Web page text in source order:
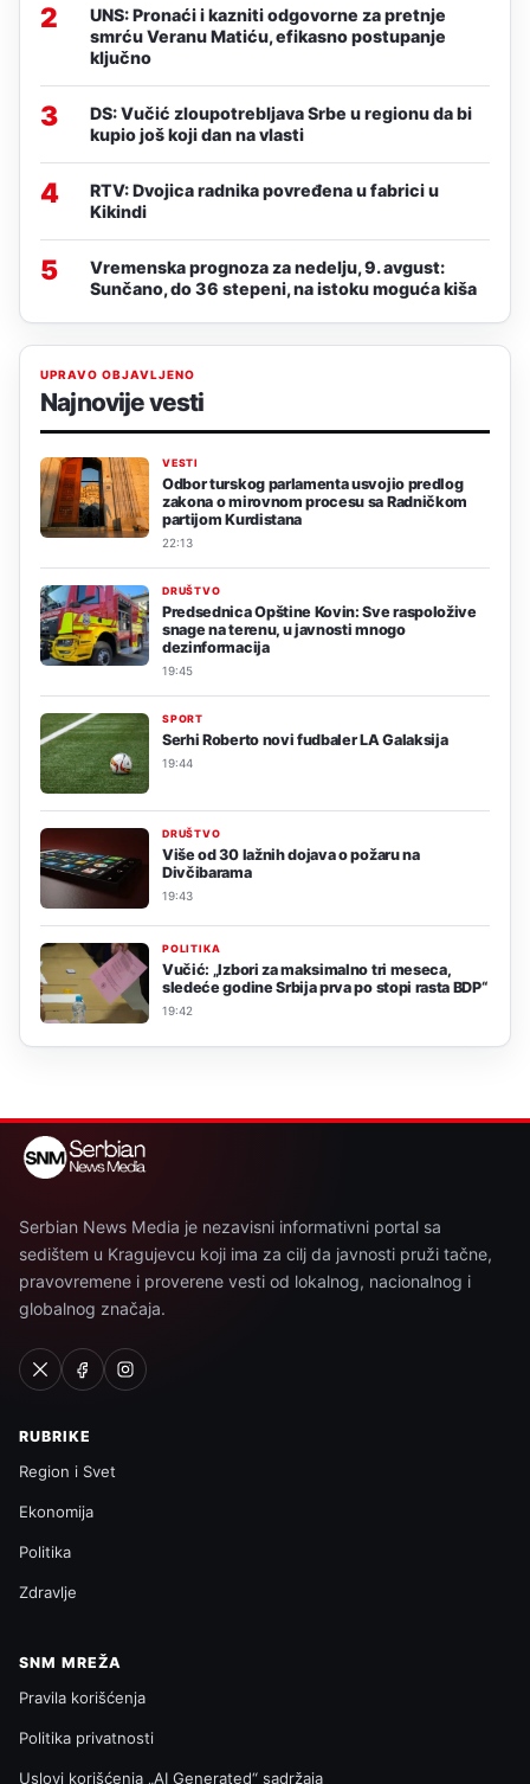
2
UNS: Pronaći i kazniti odgovorne za pretnje
smrću Veranu Matiću, efikasno postupanje
ključno
3
DS: Vučić zloupotrebljava Srbe u regionu da bi
kupio još koji dan na vlasti
4
RTV: Dvojica radnika povređena u fabrici u
Kikindi
5
Vremenska prognoza za nedelju, 9. avgust:
Sunčano, do 36 stepeni, na istoku moguća kiša
UPRAVO OBJAVLJENO
Najnovije vesti
VESTI
Odbor turskog parlamenta usvojio predlog
zakona o mirovnom procesu sa Radničkom
partijom Kurdistana
22:13
DRUŠTVO
Predsednica Opštine Kovin: Sve raspoložive
snage na terenu, u javnosti mnogo
dezinformacija
19:45
SPORT
Serhi Roberto novi fudbaler LA Galaksija
19:44
DRUŠTVO
Više od 30 lažnih dojava o požaru na
Divčibarama
19:43
POLITIKA
Vučić: „Izbori za maksimalno tri meseca,
sledeće godine Srbija prva po stopi rasta BDP“
19:42
Serbian News Media je nezavisni informativni portal sa
sedištem u Kragujevcu koji ima za cilj da javnosti pruži tačne,
pravovremene i proverene vesti od lokalnog, nacionalnog i
globalnog značaja.
RUBRIKE
Region i Svet
Ekonomija
Politika
Zdravlje
SNM MREŽA
Pravila korišćenja
Politika privatnosti
Uslovi korišćenja „AI Generated“ sadržaja